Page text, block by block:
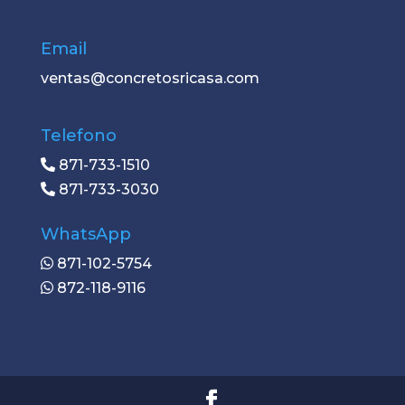
Email
ventas@concretosricasa.com
Telefono
871-733-1510
871-733-3030
WhatsApp
871-102-5754
872-118-9116